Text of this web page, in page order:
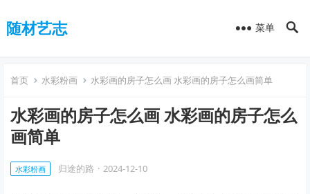
随材艺志 菜单
首页 水彩粉画 水彩画的房子怎么画 水彩画的房子怎么画简单
水彩画的房子怎么画 水彩画的房子怎么
画简单
水彩粉画 归途的路 · 2024-12-10